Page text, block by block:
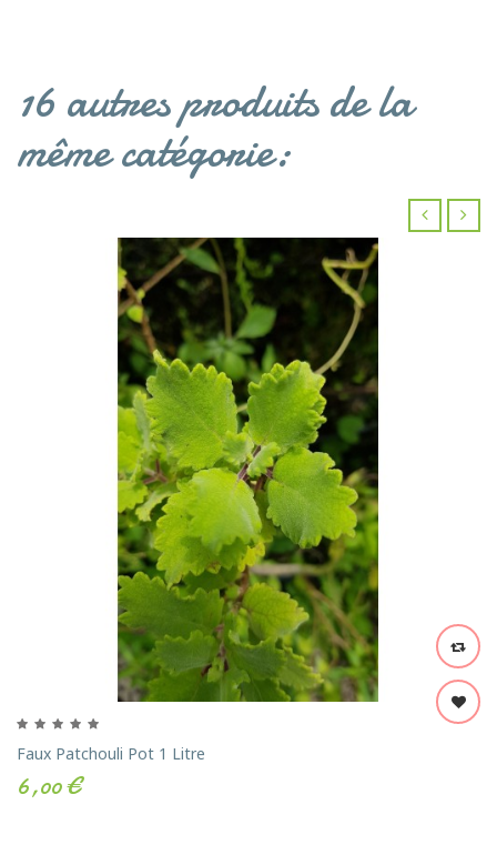
16 autres produits de la
même catégorie:
Faux Patchouli Pot 1 Litre
6,00 €